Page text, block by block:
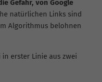
Gefahr, von Google
natürlichen Links sind
Algorithmus belohnen
erster Linie aus zwei